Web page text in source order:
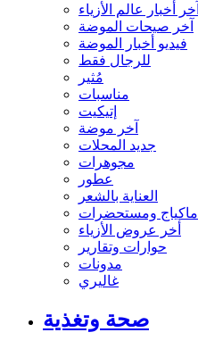
آخر أخبار عالم الأزياء
آخر صيحات الموضة
فيديو أخبار الموضة
للرجال فقط
مُثير
مناسبات
إتيكيت
آخر موضة
جديد المحلات
مجوهرات
عطور
العناية بالشعر
ماكياج ومستحضرات
أخر عروض الأزياء
حوارات وتقارير
مدونات
غاليري
صحة وتغذية